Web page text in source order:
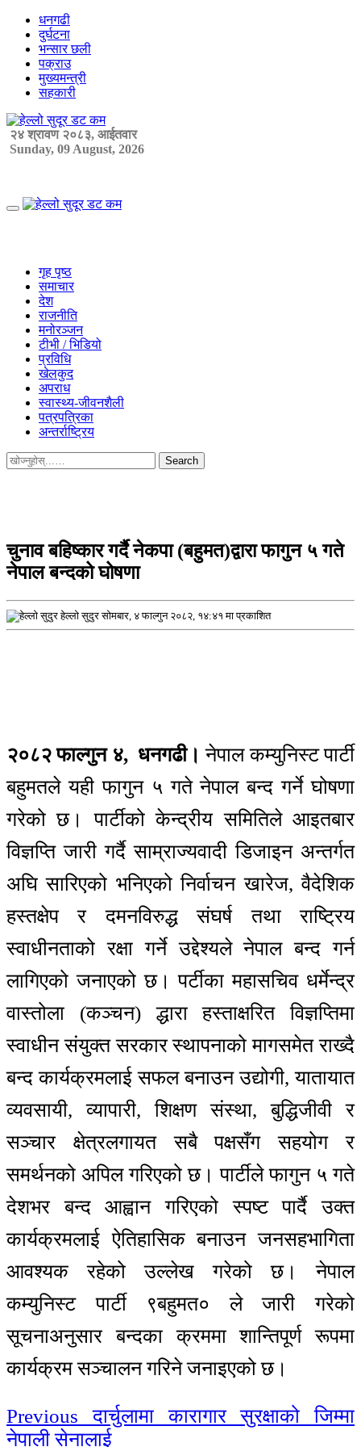
Skip
content
धनगढी
दुर्घटना
भन्सार छली
पक्राउ
मुख्यमन्त्री
सहकारी
२४ श्रावण २०८३, आईतवार
Sunday, 09 August, 2026
Primary
गृह पृष्ठ
समाचार
देश
राजनीति
मनोरञ्जन
टीभी / भिडियो
प्रविधि
खेलकुद
अपराध
स्वास्थ्य-जीवनशैली
पत्रपत्रिका
अन्तर्राष्ट्रिय
Search
for:
चुनाव बहिष्कार गर्दै नेकपा (बहुमत)द्वारा फागुन ५ गते
नेपाल बन्दको घोषणा
हेल्लो सुदुर सोमबार, ४ फाल्गुन २०८२, १४:४१ मा प्रकाशित
२०८२ फाल्गुन ४, धनगढी। नेपाल कम्युनिस्ट पार्टी
बहुमतले यही फागुन ५ गते नेपाल बन्द गर्ने घोषणा
गरेको छ। पार्टीको केन्द्रीय समितिले आइतबार
विज्ञप्ति जारी गर्दै साम्राज्यवादी डिजाइन अन्तर्गत
अघि सारिएको भनिएको निर्वाचन खारेज, वैदेशिक
हस्तक्षेप र दमनविरुद्ध संघर्ष तथा राष्ट्रिय
स्वाधीनताको रक्षा गर्ने उद्देश्यले नेपाल बन्द गर्न
लागिएको जनाएको छ। पर्टीका महासचिव धर्मेन्द्र
वास्तोला (कञ्चन) द्धारा हस्ताक्षरित विज्ञप्तिमा
स्वाधीन संयुक्त सरकार स्थापनाको मागसमेत राख्दै
बन्द कार्यक्रमलाई सफल बनाउन उद्योगी, यातायात
व्यवसायी, व्यापारी, शिक्षण संस्था, बुद्धिजीवी र
सञ्चार क्षेत्रलगायत सबै पक्षसँग सहयोग र
समर्थनको अपिल गरिएको छ। पार्टीले फागुन ५ गते
देशभर बन्द आह्वान गरिएको स्पष्ट पार्दै उक्त
कार्यक्रमलाई ऐतिहासिक बनाउन जनसहभागिता
आवश्यक रहेको उल्लेख गरेको छ। नेपाल
कम्युनिस्ट पार्टी ९बहुमत० ले जारी गरेको
सूचनाअनुसार बन्दका क्रममा शान्तिपूर्ण रूपमा
कार्यक्रम सञ्चालन गरिने जनाइएको छ।
Continue
Previous दार्चुलामा कारागार सुरक्षाको जिम्मा
नेपाली सेनालाई